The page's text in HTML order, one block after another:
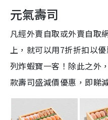
元氣壽司
凡經外賣自取或外賣自取
上，就可以用7折折扣以
列炸蝦寶一客！除此之外
款壽司盛減價優惠，即睇